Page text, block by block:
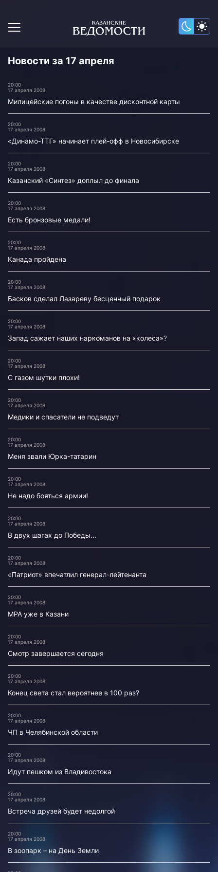
Новости за 17 апреля
20:00
17 апреля 2008
Милицейские погоны в качестве дисконтной карты
20:00
17 апреля 2008
«Динамо-ТТГ» начинает плей-офф в Новосибирске
20:00
17 апреля 2008
Казанский «Синтез» доплыл до финала
20:00
17 апреля 2008
Есть бронзовые медали!
20:00
17 апреля 2008
Канада пройдена
20:00
17 апреля 2008
Басков сделал Лазареву бесценный подарок
20:00
17 апреля 2008
Запад сажает наших наркоманов на «колеса»?
20:00
17 апреля 2008
С газом шутки плохи!
20:00
17 апреля 2008
Медики и спасатели не подведут
20:00
17 апреля 2008
Меня звали Юрка-татарин
20:00
17 апреля 2008
Не надо бояться армии!
20:00
17 апреля 2008
В двух шагах до Победы...
20:00
17 апреля 2008
«Патриот» впечатлил генерал-лейтенанта
20:00
17 апреля 2008
MPA уже в Казани
20:00
17 апреля 2008
Смотр завершается сегодня
20:00
17 апреля 2008
Конец света стал вероятнее в 100 раз?
20:00
17 апреля 2008
ЧП в Челябинской области
20:00
17 апреля 2008
Идут пешком из Владивостока
20:00
17 апреля 2008
Встреча друзей будет недолгой
20:00
17 апреля 2008
В зоопарк – на День Земли